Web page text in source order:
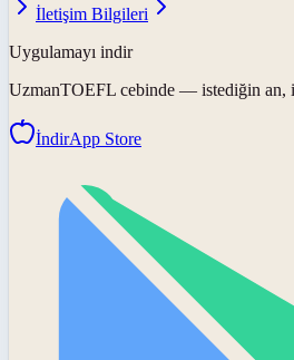
İletişim Bilgileri
Uygulamayı indir
UzmanTOEFL cebinde — istediğin an,
İndirApp Store